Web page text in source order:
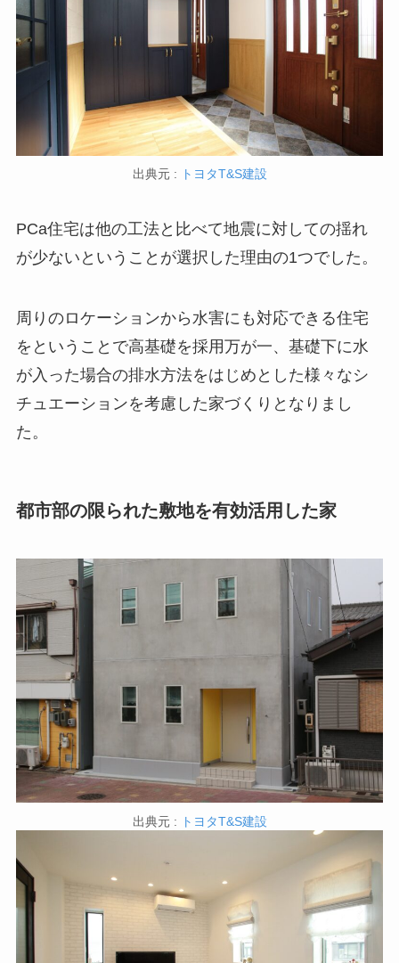
出典元 : トヨタT&S建設
PCa住宅は他の工法と比べて地震に対しての揺れ
が少ないということが選択した理由の1つでした。
周りのロケーションから水害にも対応できる住宅
をということで高基礎を採用万が一、基礎下に水
が入った場合の排水方法をはじめとした様々なシ
チュエーションを考慮した家づくりとなりまし
た。
都市部の限られた敷地を有効活用した家
出典元 : トヨタT&S建設